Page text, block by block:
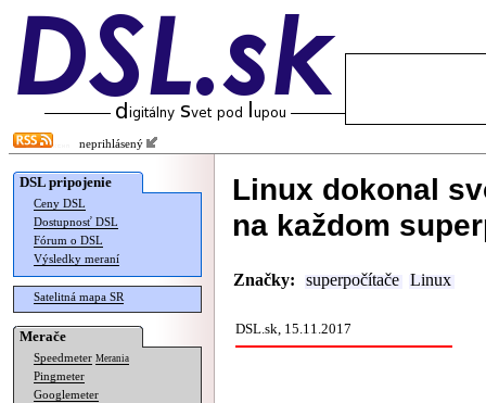
neprihlásený
DSL pripojenie
Ceny DSL
Dostupnosť DSL
Fórum o DSL
Výsledky meraní
Satelitná mapa SR
Merače
Speedmeter Merania
Pingmeter
Googlemeter
Linux dokonal
na každom
Značky: superpočítače Linux
DSL.sk, 15.11.2017